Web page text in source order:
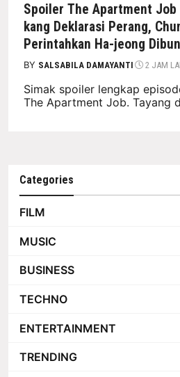
Spoiler The Apartment Job
kang Deklarasi Perang,
Perintahkan Ha-jeong
BY SALSABILA DAMAYANTI 2 JAM
Simak spoiler lengkap
The Apartment Job. Tayang
Categories
FILM
MUSIC
BUSINESS
TECHNO
ENTERTAINMENT
TRENDING